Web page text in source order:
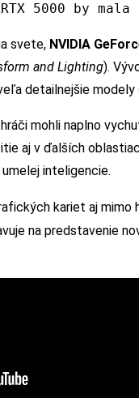
5000 by
svete, NVIDIA
and Lighting).
detailnejšie
mohli naplno
aj v ďalších
inteligencie.
kariet aj
na predstavenie